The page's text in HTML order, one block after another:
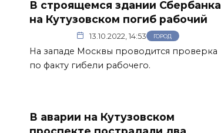
В строящемся здании Сбербанка
на Кутузовском погиб рабочий
13.10.2022, 14:53 ГОРОД
На западе Москвы проводится проверка
по факту гибели рабочего.
В аварии на Кутузовском